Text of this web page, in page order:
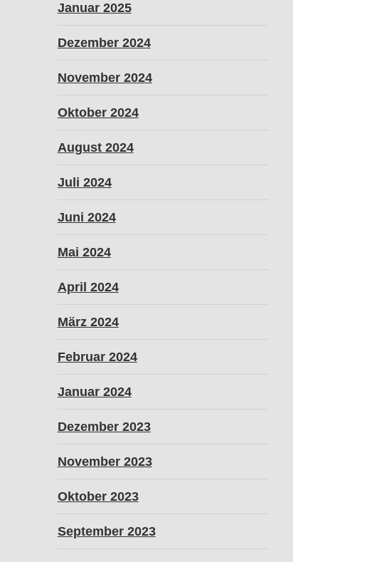
Januar 2025
Dezember 2024
November 2024
Oktober 2024
August 2024
Juli 2024
Juni 2024
Mai 2024
April 2024
März 2024
Februar 2024
Januar 2024
Dezember 2023
November 2023
Oktober 2023
September 2023